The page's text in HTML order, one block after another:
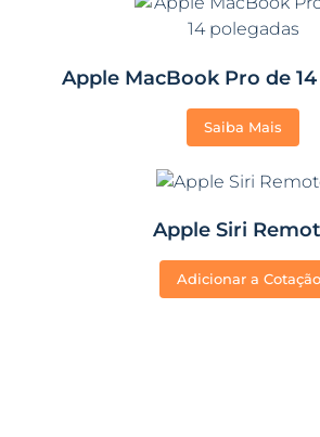
Apple MacBook Pro de
Saiba Mais
Apple Siri
Adicionar a Cotação